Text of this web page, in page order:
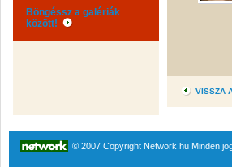
Böngéssz a galériák
között!
VISSZA
© 2007 Copyright Network.hu Minden